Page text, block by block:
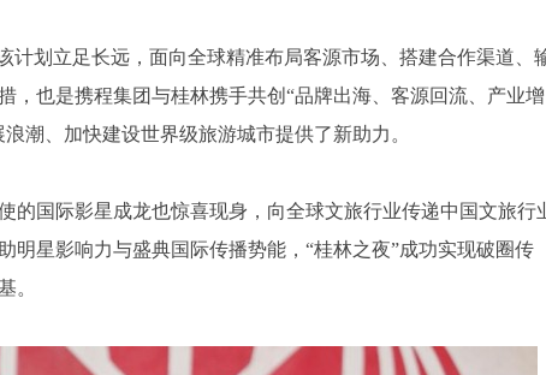
计划立足长远，面向全球精准布局客源市场、搭建合作渠道、
，也是携程集团与桂林携手共创“品牌出海、客源回流、产业增
潮、加快建设世界级旅游城市提供了新助力。
的国际影星成龙也惊喜现身，向全球文旅行业传递中国文旅行
明星影响力与盛典国际传播势能，“桂林之夜”成功实现破圈传
。